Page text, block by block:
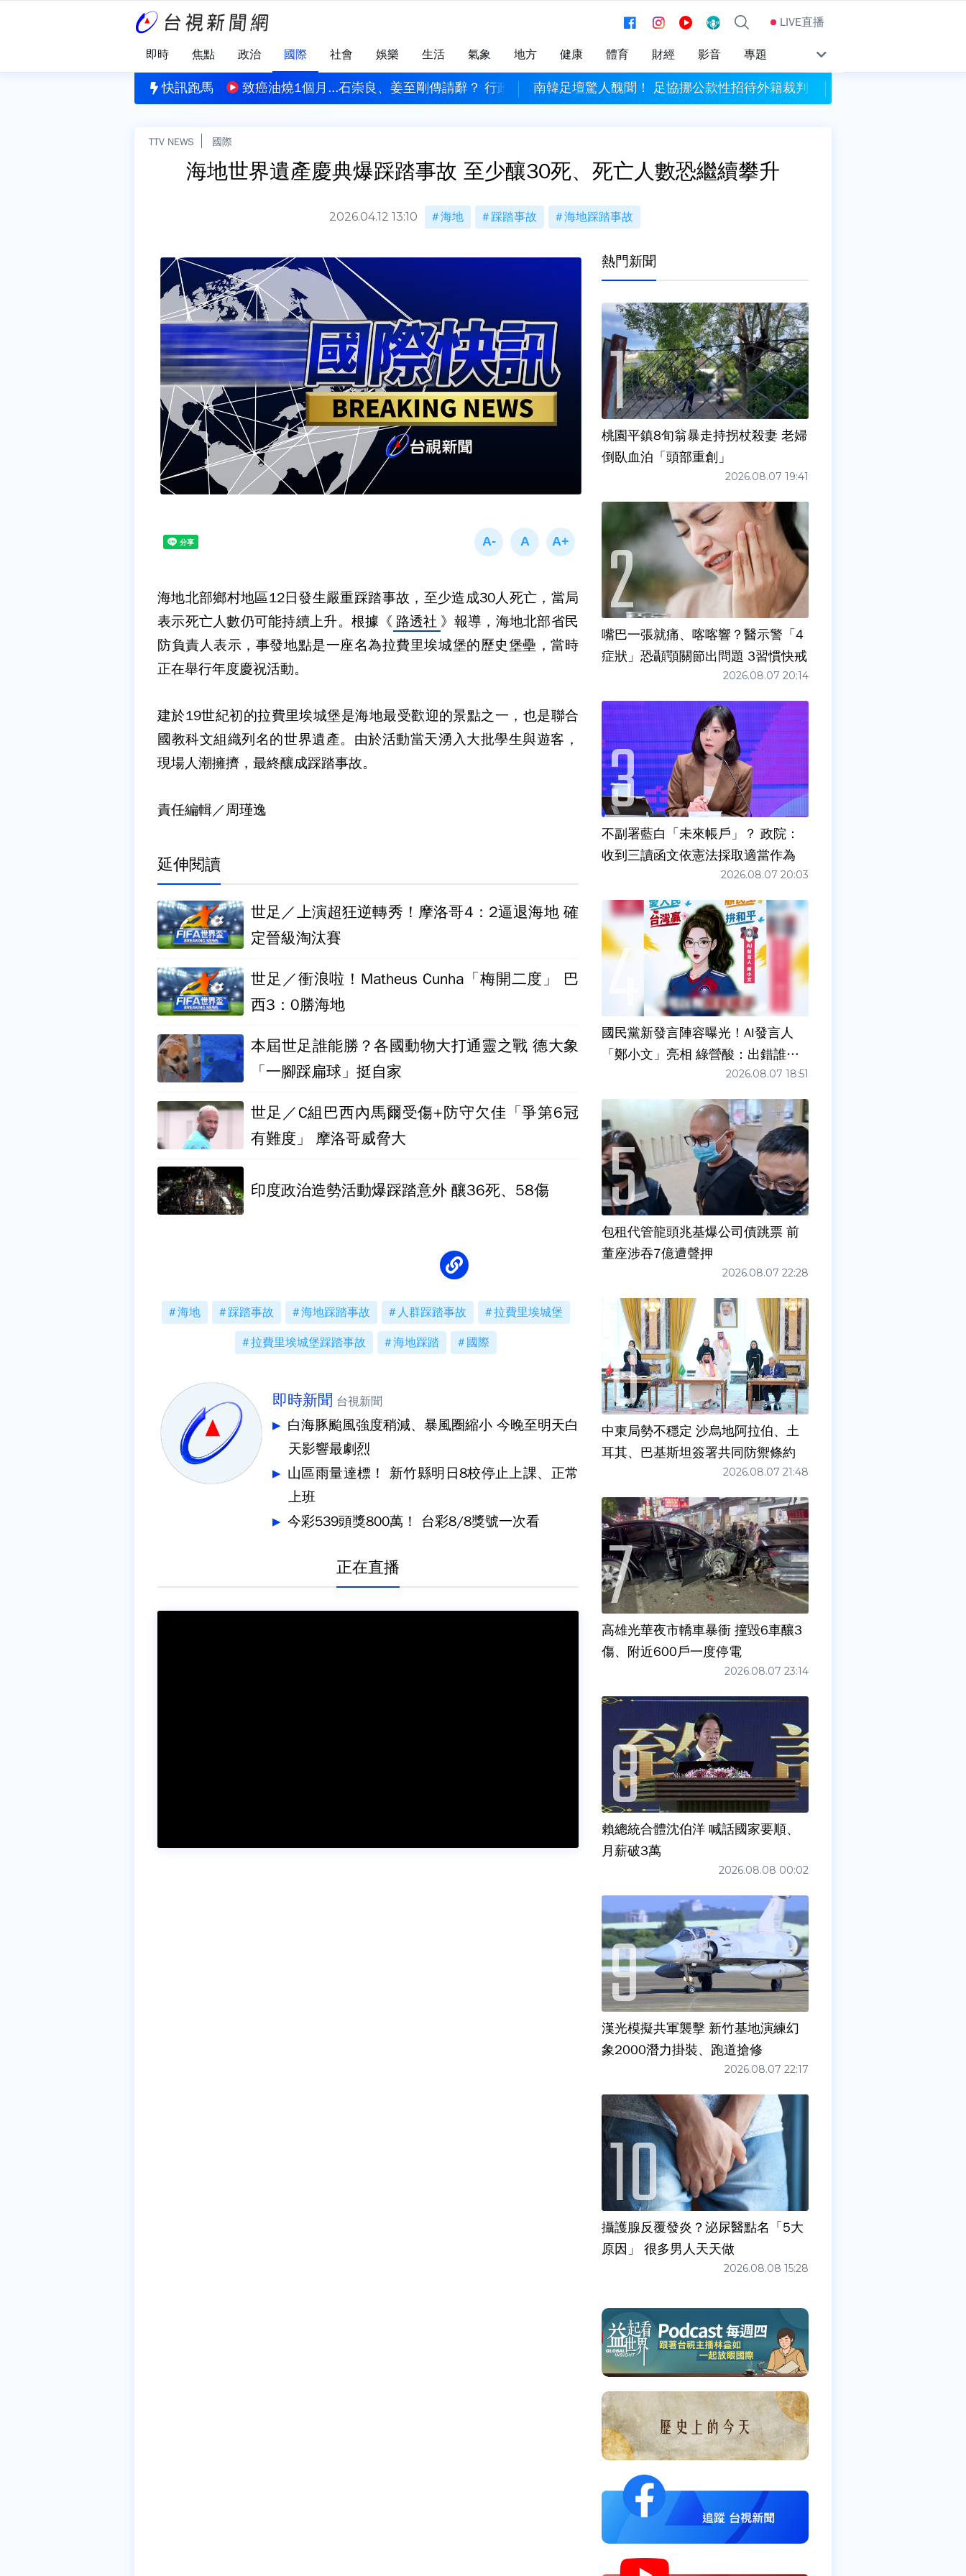
LIVE直播
即時 焦點 政治 國際 社會 娛樂 生活 氣象 地方 健康 體育 財經 影音 專題
快訊跑馬
海豚跳」路徑南北擺盪 氣象專家：與雙眼牆結構有關致癌油燒1個月...石崇良、姜至剛傳請辭？ 行政院澄清：並未討論南韓足壇驚人醜聞！ 足協挪公款性招待外籍裁判
TTV NEWS 國際
海地世界遺產慶典爆踩踏事故 至少釀30死、死亡人數恐繼續攀升
2026.04.12 13:10 海地 踩踏事故 海地踩踏事故
海地北部鄉村地區12日發生嚴重踩踏事故，至少造成30人死亡，當局
表示死亡人數仍可能持續上升。根據《 路透社 》報導，海地北部省民
防負責人表示，事發地點是一座名為拉費里埃城堡的歷史堡壘，當時
正在舉行年度慶祝活動。
建於19世紀初的拉費里埃城堡是海地最受歡迎的景點之一，也是聯合
國教科文組織列名的世界遺產。由於活動當天湧入大批學生與遊客，
現場人潮擁擠，最終釀成踩踏事故。
責任編輯／周瑾逸
延伸閱讀
世足／上演超狂逆轉秀！摩洛哥4：2逼退海地 確
定晉級淘汰賽
世足／衝浪啦！Matheus Cunha「梅開二度」 巴
西3：0勝海地
本屆世足誰能勝？各國動物大打通靈之戰 德大象
「一腳踩扁球」挺自家
世足／C組巴西內馬爾受傷+防守欠佳「爭第6冠
有難度」 摩洛哥威脅大
印度政治造勢活動爆踩踏意外 釀36死、58傷
海地 踩踏事故 海地踩踏事故 人群踩踏事故 拉費里埃城堡
拉費里埃城堡踩踏事故 海地踩踏 國際
即時新聞 台視新聞
白海豚颱風強度稍減、暴風圈縮小 今晚至明天白
天影響最劇烈
山區雨量達標！ 新竹縣明日8校停止上課、正常
上班
今彩539頭獎800萬！ 台彩8/8獎號一次看
正在直播
熱門新聞
桃園平鎮8旬翁暴走持拐杖殺妻 老婦
倒臥血泊「頭部重創」
2026.08.07 19:41
嘴巴一張就痛、喀喀響？醫示警「4
症狀」恐顳顎關節出問題 3習慣快戒
2026.08.07 20:14
不副署藍白「未來帳戶」？ 政院：
收到三讀函文依憲法採取適當作為
2026.08.07 20:03
國民黨新發言陣容曝光！AI發言人
「鄭小文」亮相 綠營酸：出錯誰負
2026.08.07 18:51
包租代管龍頭兆基爆公司債跳票 前
董座涉吞7億遭聲押
2026.08.07 22:28
中東局勢不穩定 沙烏地阿拉伯、土
耳其、巴基斯坦簽署共同防禦條約
2026.08.07 21:48
高雄光華夜市轎車暴衝 撞毀6車釀3
傷、附近600戶一度停電
2026.08.07 23:14
賴總統合體沈伯洋 喊話國家要順、
月薪破3萬
2026.08.08 00:02
漢光模擬共軍襲擊 新竹基地演練幻
象2000潛力掛裝、跑道搶修
2026.08.07 22:17
攝護腺反覆發炎？泌尿醫點名「5大
原因」 很多男人天天做
2026.08.08 15:28